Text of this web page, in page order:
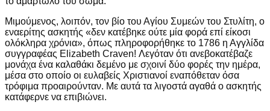
Μιμούμενος, λοιπόν, τον βίο του Αγίου Συμεών του Στυλίτη, ο
εναερίτης ασκητής «δεν κατέβηκε ούτε μία φορά επί είκοσι
ολόκληρα χρόνια», όπως πληροφορήθηκε το 1786 η Αγγλίδα
συγγραφέας Elizabeth Craven! Λεγόταν ότι ανεβοκατέβαζε
μονάχα ένα καλαθάκι δεμένο με σχοινί δύο φορές την ημέρα,
μέσα στο οποίο οι ευλαβείς Χριστιανοί εναπόθεταν όσα
τρόφιμα προαιρούνταν. Με αυτά τα λιγοστά αγαθά ο ασκητής
κατάφερνε να επιβιώνει.